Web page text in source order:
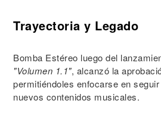
Trayectoria y Legado
Bomba Estéreo luego del
"Volumen 1.1", alcanzó la
permitiéndoles enfocarse en
nuevos contenidos musicales.